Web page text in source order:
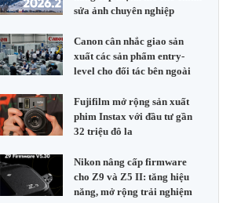
sửa ảnh chuyên nghiệp
Canon cân nhắc giao sản
xuất các sản phẩm entry-
level cho đối tác bên ngoài
Fujifilm mở rộng sản xuất
phim Instax với đầu tư gần
32 triệu đô la
Nikon nâng cấp firmware
cho Z9 và Z5 II: tăng hiệu
năng, mở rộng trải nghiệm